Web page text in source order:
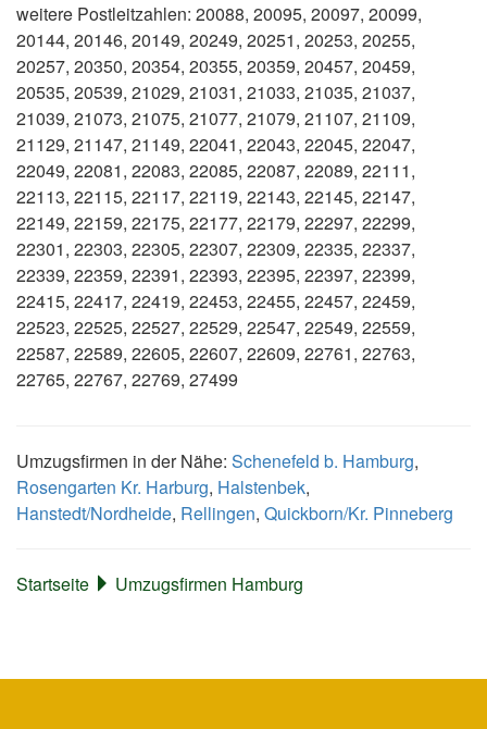
weitere Postleitzahlen: 20088, 20095, 20097, 20099,
20144, 20146, 20149, 20249, 20251, 20253, 20255,
20257, 20350, 20354, 20355, 20359, 20457, 20459,
20535, 20539, 21029, 21031, 21033, 21035, 21037,
21039, 21073, 21075, 21077, 21079, 21107, 21109,
21129, 21147, 21149, 22041, 22043, 22045, 22047,
22049, 22081, 22083, 22085, 22087, 22089, 22111,
22113, 22115, 22117, 22119, 22143, 22145, 22147,
22149, 22159, 22175, 22177, 22179, 22297, 22299,
22301, 22303, 22305, 22307, 22309, 22335, 22337,
22339, 22359, 22391, 22393, 22395, 22397, 22399,
22415, 22417, 22419, 22453, 22455, 22457, 22459,
22523, 22525, 22527, 22529, 22547, 22549, 22559,
22587, 22589, 22605, 22607, 22609, 22761, 22763,
22765, 22767, 22769, 27499
Umzugsfirmen in der Nähe: Schenefeld b. Hamburg,
Rosengarten Kr. Harburg, Halstenbek,
Hanstedt/Nordheide, Rellingen, Quickborn/Kr. Pinneberg
Startseite Umzugsfirmen Hamburg